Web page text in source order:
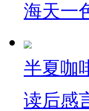
海天一
半夏咖
读后感